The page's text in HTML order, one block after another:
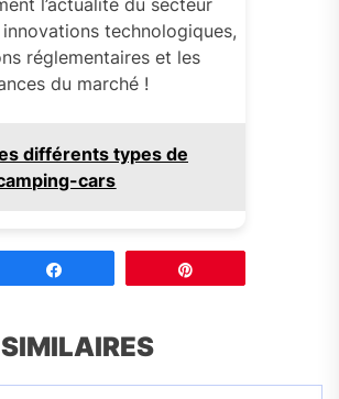
technologiques,
réglementaires et les
du marché !
différents types de
cars